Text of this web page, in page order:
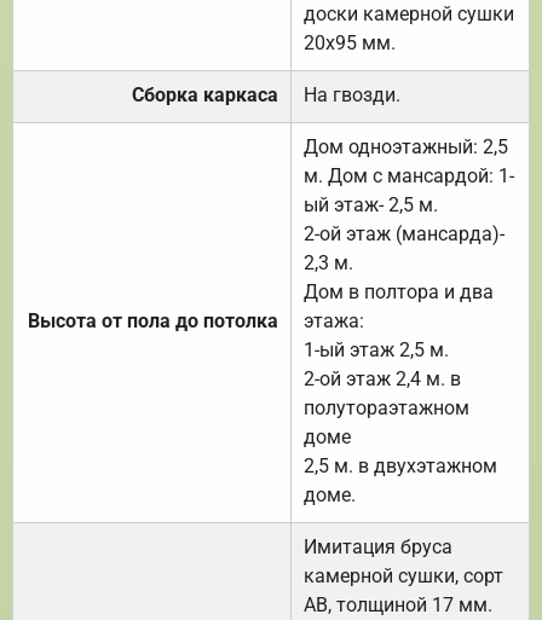
доски камерной сушки
20х95 мм.
Сборка каркаса На гвозди.
Высота от пола до потолка
Дом одноэтажный: 2,5
м. Дом с мансардой: 1-
ый этаж- 2,5 м.
2-ой этаж (мансарда)-
2,3 м.
Дом в полтора и два
этажа:
1-ый этаж 2,5 м.
2-ой этаж 2,4 м. в
полутораэтажном
доме
2,5 м. в двухэтажном
доме.
Имитация бруса
камерной сушки, сорт
АВ, толщиной 17 мм.